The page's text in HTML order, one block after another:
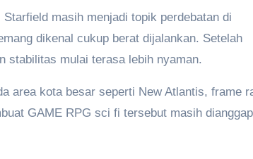
masih menjadi topik perdebatan di
dikenal cukup berat dijalankan. Setelah
stabilitas mulai terasa lebih nyaman.
area kota besar seperti New Atlantis, frame
GAME RPG sci fi tersebut masih dianggap